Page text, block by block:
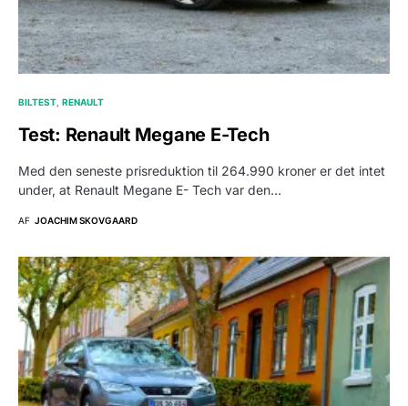
BILTEST RENAULT
Test: Renault Megane E-Tech
Med den seneste prisreduktion til 264.990 kroner er det intet
under, at Renault Megane E- Tech var den…
AF JOACHIM SKOVGAARD